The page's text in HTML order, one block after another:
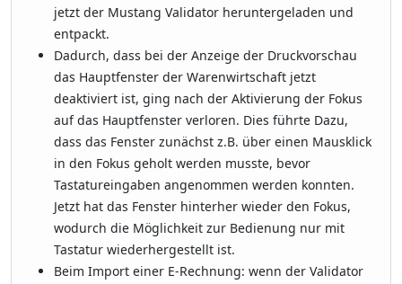
jetzt der Mustang Validator heruntergeladen und
entpackt.
Dadurch, dass bei der Anzeige der Druckvorschau
das Hauptfenster der Warenwirtschaft jetzt
deaktiviert ist, ging nach der Aktivierung der Fokus
auf das Hauptfenster verloren. Dies führte Dazu,
dass das Fenster zunächst z.B. über einen Mausklick
in den Fokus geholt werden musste, bevor
Tastatureingaben angenommen werden konnten.
Jetzt hat das Fenster hinterher wieder den Fokus,
wodurch die Möglichkeit zur Bedienung nur mit
Tastatur wiederhergestellt ist.
Beim Import einer E-Rechnung: wenn der Validator